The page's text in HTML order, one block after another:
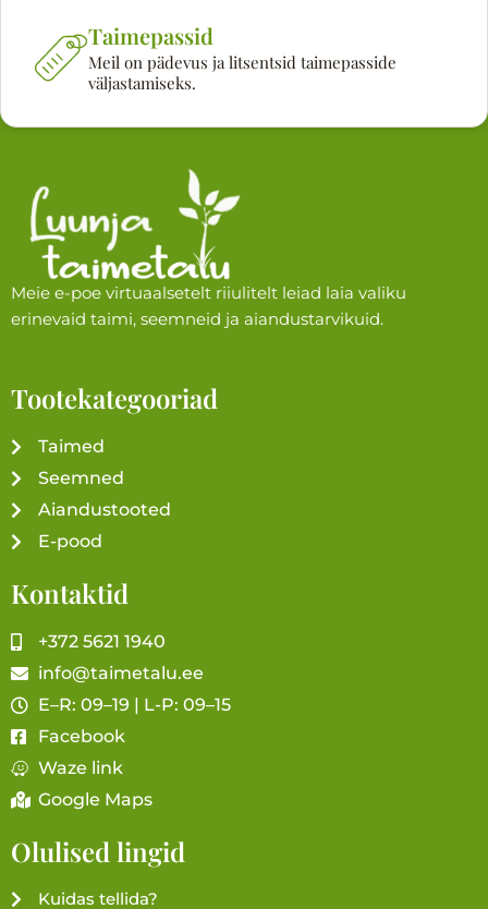
Taimepassid
Meil on pädevus ja litsentsid taimepasside
väljastamiseks.
Meie e-poe virtuaalsetelt riiulitelt leiad laia valiku
erinevaid taimi, seemneid ja aiandustarvikuid.
Tootekategooriad
Taimed
Seemned
Aiandustooted
E-pood
Kontaktid
+372 5621 1940
info@taimetalu.ee
E–R: 09–19 | L-P: 09–15
Facebook
Waze link
Google Maps
Olulised lingid
Kuidas tellida?